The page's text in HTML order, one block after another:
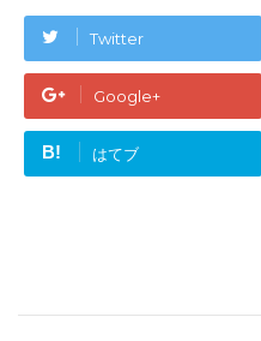
Twitter
Google+
B! はてブ